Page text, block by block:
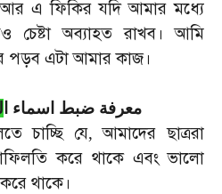
আর এ ফিকির যদি আমার মধ্যে
চেষ্টা অব্যাহত রাখব।
আমি
পড়ব এটা আমার কাজ।
معرفة ضبط اسماء ا
চাচ্ছি যে,আমাদের ছাত্ররা
করে থাকে এবং ভালো
করে থাকে।